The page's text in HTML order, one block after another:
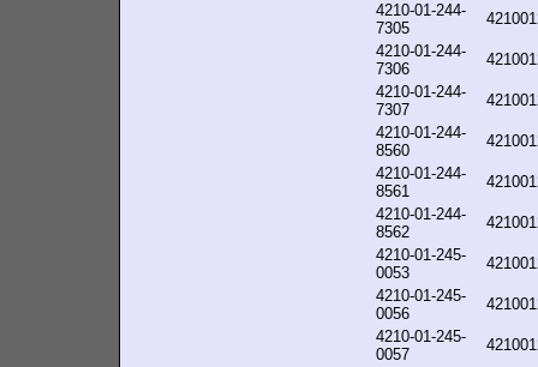
4210-01-244-
7305
4210-01-244-
7306
4210-01-244-
7307
4210-01-244-
8560
4210-01-244-
8561
4210-01-244-
8562
4210-01-245-
0053
4210-01-245-
0056
4210-01-245-
0057